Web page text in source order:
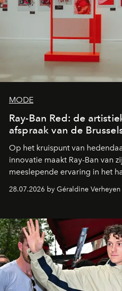
MODE
Ray-Ban Red: de
afspraak van de
Op het kruispunt van
innovatie maakt Ray-Ban van
meeslepende ervaring in het
28.07.2026 by Géraldine Verheyen